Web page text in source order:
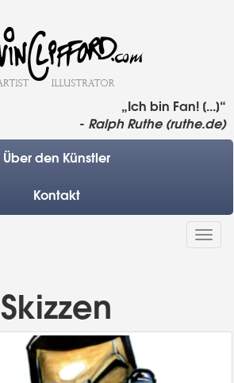
„Ich bin Fan! [...]“
- Ralph Ruthe (ruthe.de)
Über den Künstler
Kontakt
Skizzen